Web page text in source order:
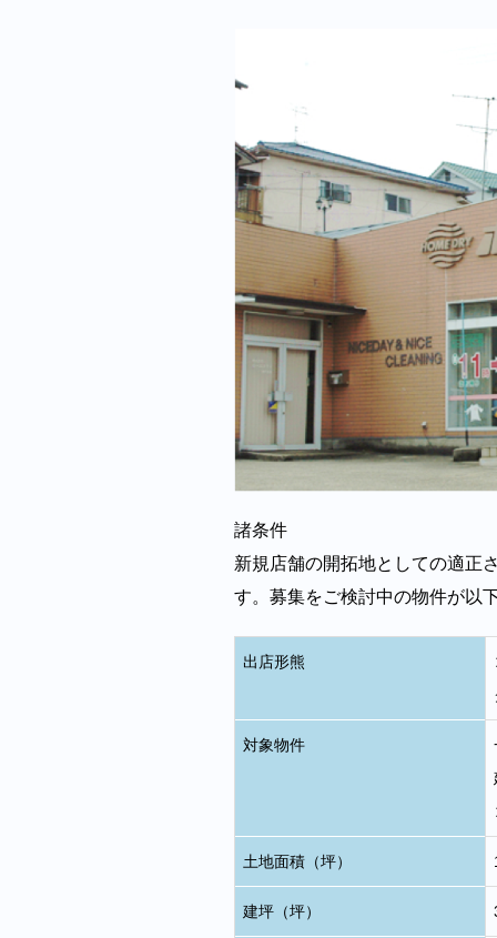
諸条件
新規店舗の開拓地としての適正
す。募集をご検討中の物件が以
出店形熊
対象物件
土地面積（坪）
建坪（坪）